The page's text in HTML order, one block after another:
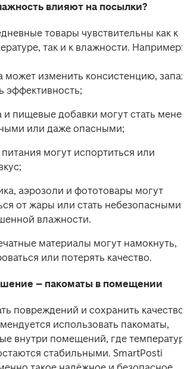
влияют на посылки?
товары чувствительны как к
так и к влажности. Например:
может изменить консистенцию, запах
эффективность;
и пищевые добавки могут стать менее
или даже опасными;
могут испортиться или
аэрозоли и фототовары могут
от жары или стать небезопасными
влажности.
материалы могут намокнуть,
или потерять качество.
– пакоматы в помещении
повреждений и сохранить качество
использовать пакоматы,
внутри помещений, где
стабильными. SmartPosti